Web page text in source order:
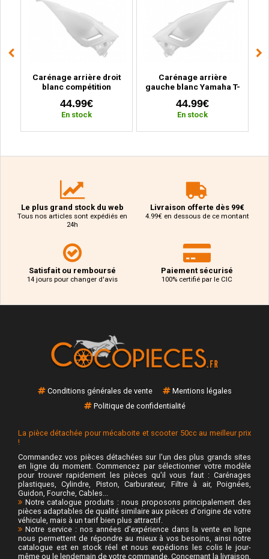
Carénage arrière droit
blanc compétition
à 2016)
44.99€
En stock
Carénage arrière
gauche blanc Yamaha T-
44.99€
En stock
Le plus grand stock du web
Tous nos articles sont expédiés en
24h
Livraison offerte dès 99€
4.99€ en dessous de ce montant
Satisfait ou remboursé
14 jours pour changer d'avis
Paiement sécurisé
100% certifié par le CIC
Conditions générales de vente
Mentions légales
Politique de confidentialité
La pièce détachée pour mécaboite et scooter 50cc au meilleur prix
!
Commandez vos pièces détachées sur l'un des plus grands sites
en ligne du moment. Commencez par sélectionner votre modèle
pour trouver rapidement les pièces qu'il vous faut : Carénages
plastiques, Cylindre, Piston, Carburateur, Filtre à air, Poignées,
Guidon, Fourche, Cables...
Notre catalogue produits : nous proposons principalement des
pièces adaptables de qualité similaire aux pièces d'origine de votre
véhicule, mais à un tarif bien plus attractif.
Notre service : nos années d'expérience dans la vente en ligne
nous permettent de répondre au mieux à vos besoins, ainsi notre
catalogue est en stock réel et nous expédions les colis le jour-
même ou le lendemain de votre commande. Concernant la livraison,